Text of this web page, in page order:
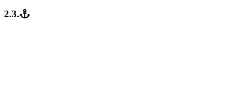
2.3.